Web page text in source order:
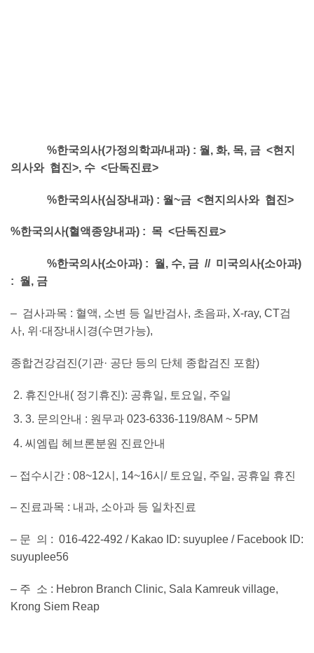
%한국의사(가정의학과/내과) : 월 , 화, 목, 금 <현지
의사와 협진>, 수 <단독진료>
%한국의사(심장내과) : 월~금 <현지의사와 협진>
%한국의사(혈액종양내과) : 목 <단독진료>
%한국의사(소아과) : 월 , 수, 금 // 미국의사(소아과)
: 월 , 금
– 검사과목 : 혈액, 소변 등 일반검사, 초음파, X-ray, CT검
사, 위·대장내시경(수면가능),
종합건강검진(기관· 공단 등의 단체 종합검진 포함)
휴진안내( 정기휴진): 공휴일, 토요일, 주일
3. 문의안내 : 원무과 023-6336-119/8AM ~ 5PM
씨엠립 헤브론분원 진료안내
– 접수시간 : 08~12시, 14~16시/ 토요일, 주일, 공휴일 휴진
– 진료과목 : 내과, 소아과 등 일차진료
– 문 의 : 016-422-492 / Kakao ID: suyuplee / Facebook ID:
suyuplee56
– 주 소 : Hebron Branch Clinic, Sala Kamreuk village,
Krong Siem Reap